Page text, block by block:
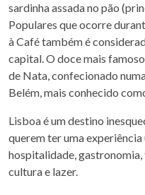
sardinha assada no pão
Populares que ocorre
à Café também é
capital. O doce mais
de Nata, confecionado
Belém, mais conhecido
Lisboa é um destino
querem ter uma
hospitalidade,
cultura e lazer.